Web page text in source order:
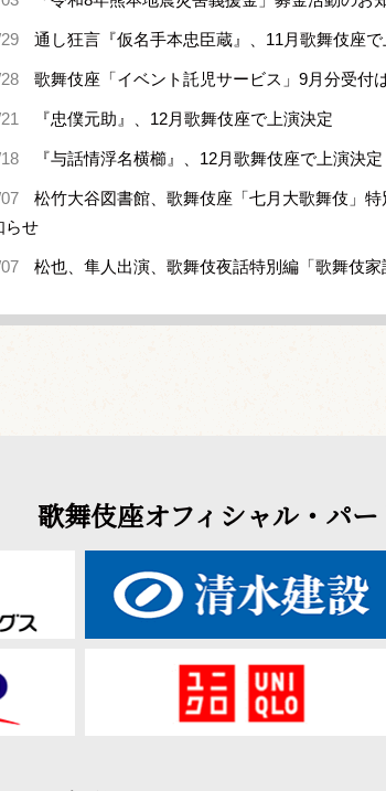
通し狂言『仮名手本忠臣蔵』、11月歌舞伎座
歌舞伎座「イベント託児サービス」9月分受付
『忠僕元助』、12月歌舞伎座で上演決定
『与話情浮名横櫛』、12月歌舞伎座で上演決定
松竹大谷図書館、歌舞伎座「七月大歌舞伎」
らせ
松也、隼人出演、歌舞伎夜話特別編「歌舞伎
歌舞伎座オフィシャル・パ